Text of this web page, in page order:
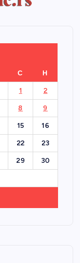
С Н
1 2
8 9
15 16
22 23
29 30